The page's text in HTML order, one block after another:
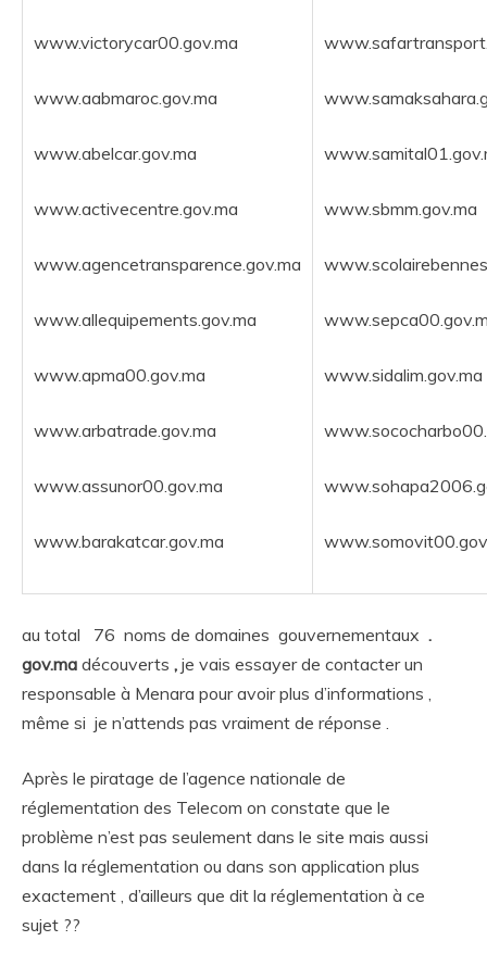
www.victorycar00.gov.ma
www.aabmaroc.gov.ma
www.abelcar.gov.ma
www.activecentre.gov.ma
www.agencetransparence.gov.ma
www.allequipements.gov.ma
www.apma00.gov.ma
www.arbatrade.gov.ma
www.assunor00.gov.ma
www.barakatcar.gov.ma
www.sbmm.gov.ma
www.sidalim.gov.ma
au total 76 noms de domaines gouvernementaux .
gov.ma découverts , je vais essayer de contacter un
responsable à Menara pour avoir plus d’informations ,
même si je n’attends pas vraiment de réponse .
Après le piratage de l’agence nationale de
réglementation des Telecom on constate que le
problème n’est pas seulement dans le site mais aussi
dans la réglementation ou dans son application plus
exactement , d’ailleurs que dit la réglementation à ce
sujet ??